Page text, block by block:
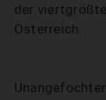
der
Österreich.